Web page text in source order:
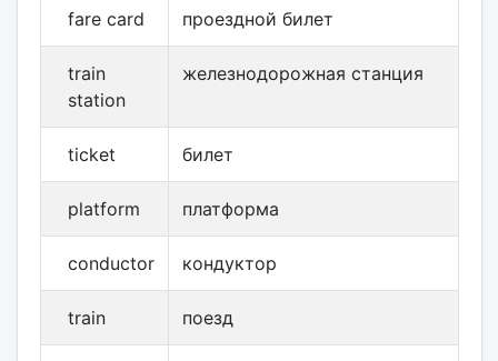
fare card проездной билет
train
station
железнодорожная станция
ticket билет
platform платформа
conductor кондуктор
train поезд